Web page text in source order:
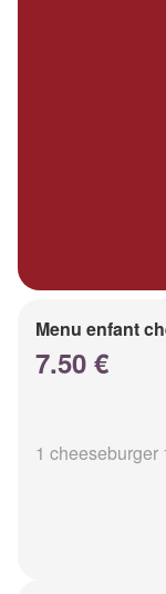
Menu enfant
7.50 €
1 cheeseburger